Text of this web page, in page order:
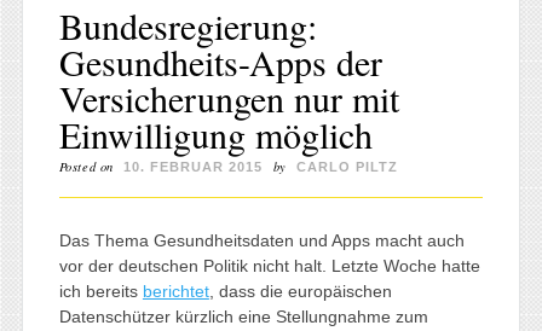
Bundesregierung:
Gesundheits-Apps der
Versicherungen nur mit
Einwilligung möglich
Posted on 10. FEBRUAR 2015 by CARLO PILTZ
Das Thema Gesundheitsdaten und Apps macht auch
vor der deutschen Politik nicht halt. Letzte Woche hatte
ich bereits berichtet, dass die europäischen
Datenschützer kürzlich eine Stellungnahme zum